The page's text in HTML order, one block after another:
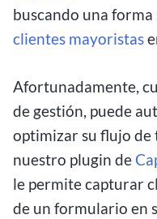
buscando una forma
clientes mayoristas
Afortunadamente,
de gestión, puede
optimizar su flujo de
nuestro plugin de
le permite capturar
de un formulario en